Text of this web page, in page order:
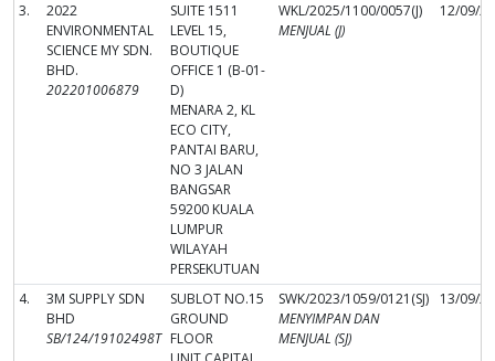
3.
2022
ENVIRONMENTAL
SCIENCE MY SDN.
BHD.
202201006879
SUITE 1511
LEVEL 15,
BOUTIQUE
OFFICE 1 (B-01-
D)
MENARA 2, KL
ECO CITY,
PANTAI BARU,
NO 3 JALAN
BANGSAR
59200 KUALA
LUMPUR
WILAYAH
PERSEKUTUAN
WKL/2025/1100/0057(J)
MENJUAL (J)
12/09/
4.
3M SUPPLY SDN
BHD
SB/124/19102498T
SUBLOT NO.15
GROUND
FLOOR
SWK/2023/1059/0121(SJ)
MENYIMPAN DAN
MENJUAL (SJ)
13/09/